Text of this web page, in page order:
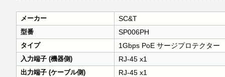
メーカー SC&T
型番 SP006PH
タイプ 1Gbps PoE サージプロテクター
入力端子 (機器側) RJ-45 x1
出力端子 (ケーブル側) RJ-45 x1